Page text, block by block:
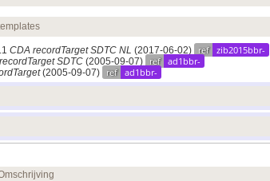
CDA recordTarget SDTC NL (2017‑06‑02) ref zib2015bbr-
SDTC (2005‑09‑07) ref ad1bbr-
(2005‑09‑07) ref ad1bbr-